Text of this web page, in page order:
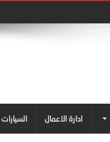
ادارة الاعمال السيارات